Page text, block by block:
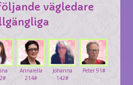
vägledare
Peter 91#
Johanna
142#
Annarella
214#